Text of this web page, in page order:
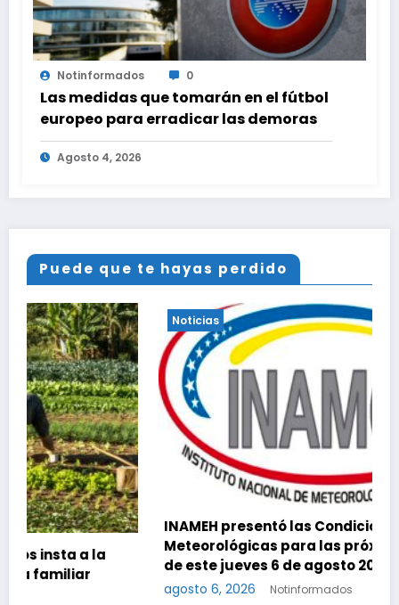
Notinformados 0
Las medidas que tomarán en el fútbol
europeo para erradicar las demoras
Agosto 4, 2026
Puede que te hayas perdido
Noticias
INAMEH presentó las Condiciones
Meteorológicas para las próximas 24 horas,
de este jueves 6 de agosto 2026
Notinformados